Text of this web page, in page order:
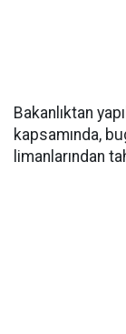
Bakanlıktan
kapsamında,
limanlarından